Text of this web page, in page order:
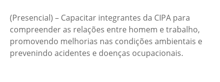
(Presencial) – Capacitar integrantes da CIPA para
compreender as relações entre homem e trabalho,
promovendo melhorias nas condições ambientais e
prevenindo acidentes e doenças ocupacionais.